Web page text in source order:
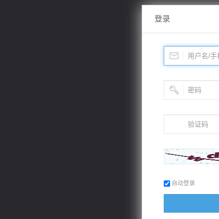
登录
自动登录